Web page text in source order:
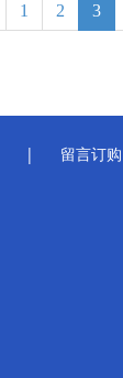
1 2 3
| 留言订购